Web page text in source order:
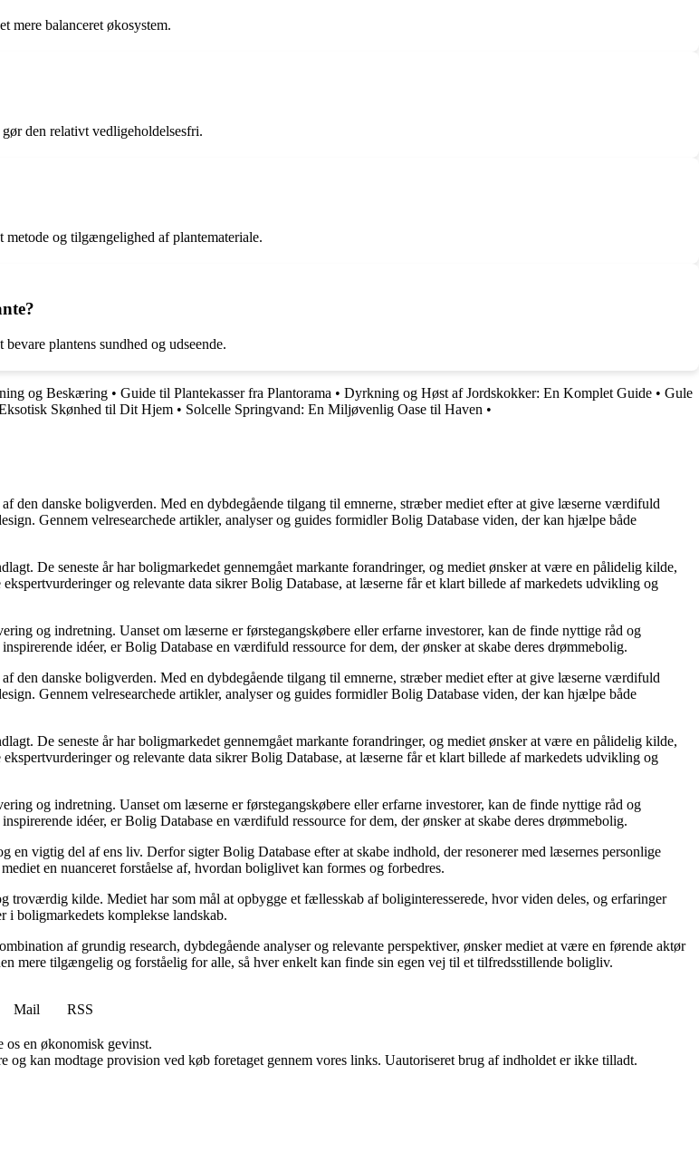
mere balanceret økosystem.
den relativt vedligeholdelsesfri.
og tilgængelighed af plantemateriale.
plantens sundhed og udseende.
og Beskæring • Guide til Plantekasser fra Plantorama • Dyrkning og Høst af Jordskokker: En Komplet Guide • Gule
Skønhed til Dit Hjem • Solcelle Springvand: En Miljøvenlig Oase til Haven •
den danske boligverden. Med en dybdegående tilgang til emnerne, stræber mediet efter at give læserne værdifuld
Gennem velresearchede artikler, analyser og guides formidler Bolig Database viden, der kan hjælpe både
De seneste år har boligmarkedet gennemgået markante forandringer, og mediet ønsker at være en pålidelig kilde,
og relevante data sikrer Bolig Database, at læserne får et klart billede af markedets udvikling og
og indretning. Uanset om læserne er førstegangskøbere eller erfarne investorer, kan de finde nyttige råd og
idéer, er Bolig Database en værdifuld ressource for dem, der ønsker at skabe deres drømmebolig.
den danske boligverden. Med en dybdegående tilgang til emnerne, stræber mediet efter at give læserne værdifuld
Gennem velresearchede artikler, analyser og guides formidler Bolig Database viden, der kan hjælpe både
De seneste år har boligmarkedet gennemgået markante forandringer, og mediet ønsker at være en pålidelig kilde,
og relevante data sikrer Bolig Database, at læserne får et klart billede af markedets udvikling og
og indretning. Uanset om læserne er førstegangskøbere eller erfarne investorer, kan de finde nyttige råd og
idéer, er Bolig Database en værdifuld ressource for dem, der ønsker at skabe deres drømmebolig.
en vigtig del af ens liv. Derfor sigter Bolig Database efter at skabe indhold, der resonerer med læsernes personlige
en nuanceret forståelse af, hvordan boliglivet kan formes og forbedres.
kilde. Mediet har som mål at opbygge et fællesskab af boliginteresserede, hvor viden deles, og erfaringer
i boligmarkedets komplekse landskab.
af grundig research, dybdegående analyser og relevante perspektiver, ønsker mediet at være en førende aktør
mere tilgængelig og forståelig for alle, så hver enkelt kan finde sin egen vej til et tilfredsstillende boligliv.
Mail
RSS
os en økonomisk gevinst.
kan modtage provision ved køb foretaget gennem vores links. Uautoriseret brug af indholdet er ikke tilladt.